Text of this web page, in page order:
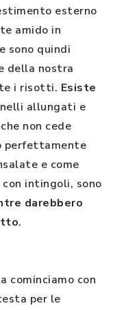
esterno
amido in
sono quindi
della nostra
i risotti. Esiste
allungati e
non cede
perfettamente
e come
con intingoli, sono
darebbero
.
cominciamo con
per le